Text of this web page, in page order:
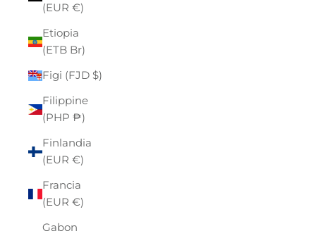
(EUR €)
Etiopia
(ETB Br)
Figi (FJD $)
Filippine
(PHP ₱)
Finlandia
(EUR €)
Francia
(EUR €)
Gabon